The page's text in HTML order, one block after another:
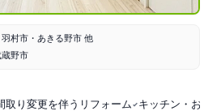
村市・あきる野市 他
蔵野市
取り変更を伴うリフォーム キッチン・お風